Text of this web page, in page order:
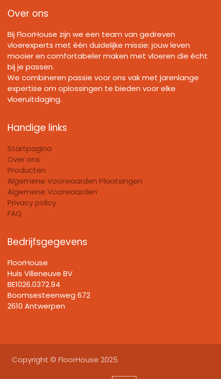
Over ons
Bij FloorHouse zijn we een team van gedreven
vloerexperts met één duidelijke missie: jouw leven
mooier en comfortabeler maken met vloeren die écht
bij je passen.
We combineren passie voor ons vak met jarenlange
expertise om oplossingen te bieden voor elke
vloeruitdaging.
Handige links
Startpagina
Over ons
Producten
Algemene Voorwaarden Plaatsingen
Algemene Voorwaarden
Privacy policy
FAQ
Bedrijfsgegevens
FloorHouse
Huis Villeneuve BV​
BE1026.0372.94
Boomsesteenweg 672
2610 Antwerpen
Copyright © FloorHouse 2025